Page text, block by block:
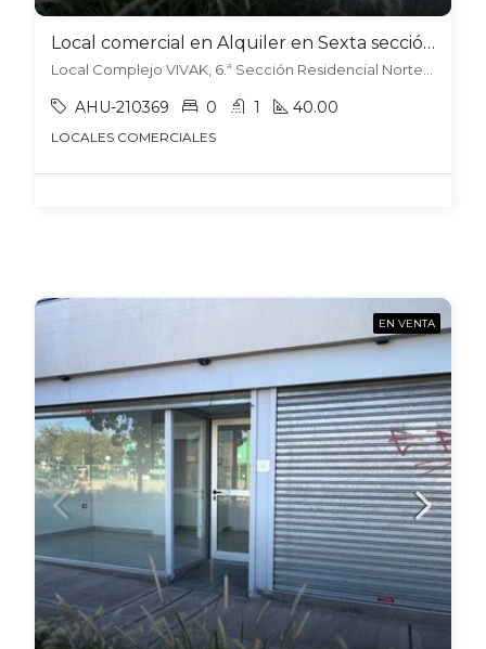
Local comercial en Alquiler en Sexta sección – Ciudad
Local Complejo VIVAK, 6.ª Sección Residencial Norte, Mendoza
AHU-210369 0 1 40.00
LOCALES COMERCIALES
EN VENTA